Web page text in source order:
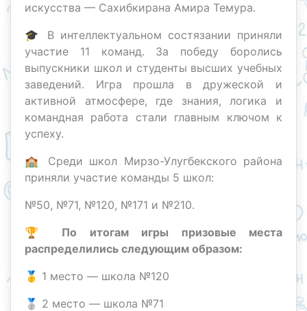
искусства — Сахибкирана Амира Темура.
🎓 В интеллектуальном состязании приняли
участие 11 команд. За победу боролись
выпускники школ и студенты высших учебных
заведений. Игра прошла в дружеской и
активной атмосфере, где знания, логика и
командная работа стали главным ключом к
успеху.
🏫 Среди школ Мирзо-Улугбекского района
приняли участие команды 5 школ:
№50, №71, №120, №171 и №210.
🏆 По итогам игры призовые места
распределились следующим образом:
🥇 1 место — школа №120
🥈 2 место — школа №71